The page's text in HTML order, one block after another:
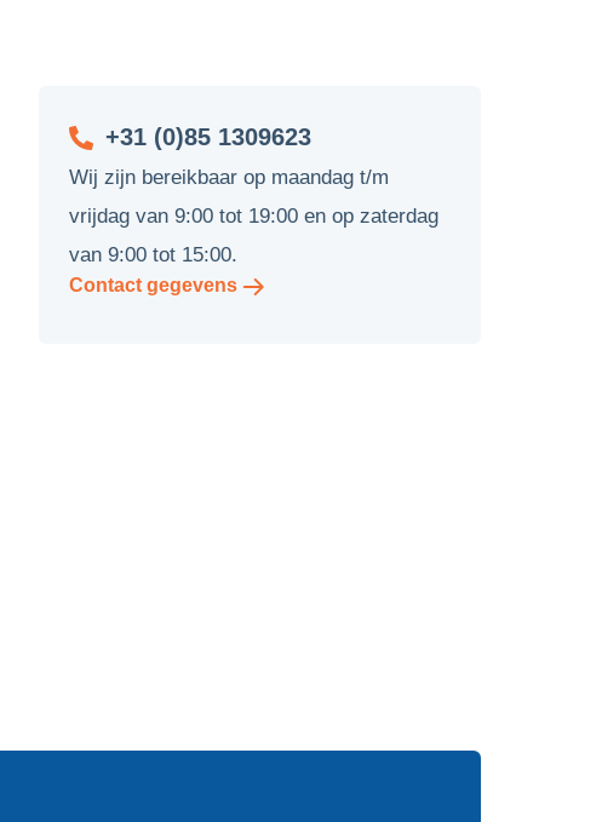
+31 (0)85 1309623
Wij zijn bereikbaar op maandag t/m
vrijdag van 9:00 tot 19:00 en op zaterdag
van 9:00 tot 15:00.
Contact gegevens